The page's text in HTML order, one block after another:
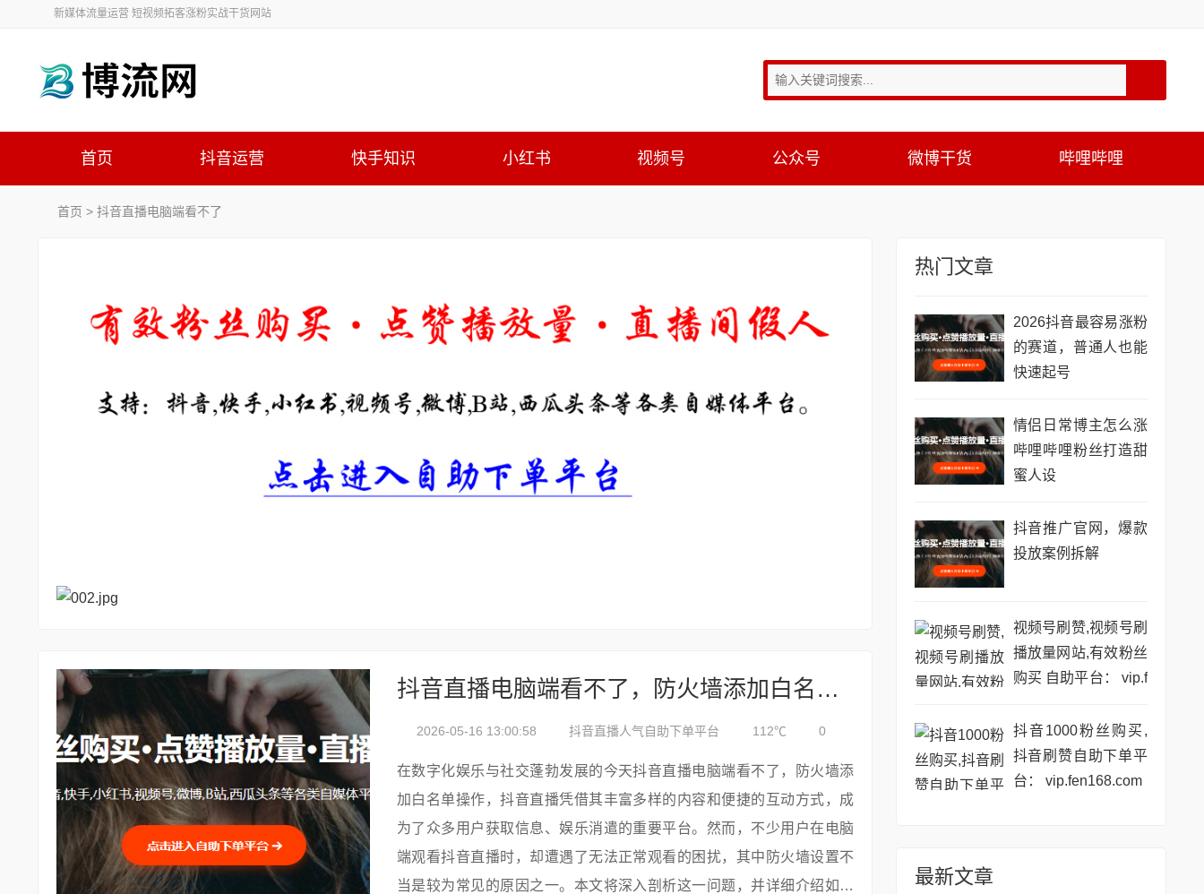
新媒体流量运营 短视频拓客涨粉实战干货网站
首页 抖音运营 快手知识 小红书 视频号 公众号 微博干货 哔哩哔哩
首页 > 抖音直播电脑端看不了
抖音直播电脑端看不了，防火墙添加白名单操作
2026-05-16 13:00:58 抖音直播人气自助下单平台 112℃ 0
在数字化娱乐与社交蓬勃发展的今天抖音直播电脑端看不了，防火墙添
加白名单操作，抖音直播凭借其丰富多样的内容和便捷的互动方式，成
为了众多用户获取信息、娱乐消遣的重要平台。然而，不少用户在电脑
端观看抖音直播时，却遭遇了无法正常观看的困扰，其中防火墙设置不
当是较为常见的原因之一。本文将深入剖析这一问题，并详细介绍如何
热门文章
2026抖音最容易涨粉
的赛道，普通人也能
快速起号
情侣日常博主怎么涨
哔哩哔哩粉丝打造甜
蜜人设
抖音推广官网，爆款
投放案例拆解
视频号刷赞,视频号刷
播放量网站,有效粉丝
购买 自助平台： vip.f
抖音1000粉丝购买,
抖音刷赞自助下单平
台： vip.fen168.com
最新文章